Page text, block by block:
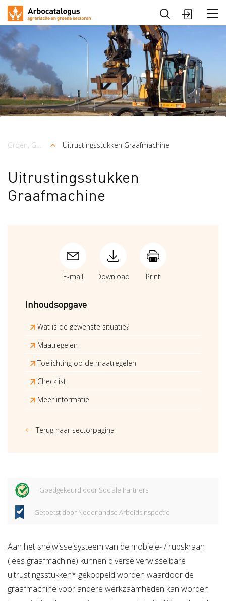
Arbocatalogus
Sectoren
Sluiten
Kruimelpad
Groen, Grond en Infrastructuur (Loonwerk) Uitrustingsstukken Graafmachine
Uitrustingsstukken
Graafmachine
E-mail Download Print
Inhoudsopgave
Wat is de gewenste situatie?
Maatregelen
Toelichting op de maatregelen
Checklist
Meer informatie
Terug naar sectorpagina
Goedgekeurd door Sociale Partners
Getoetst door Nederlandse Arbeidsinspectie
Aan het snelwisselsysteem van de mobiele- / rupskraan
(lees graafmachine) kunnen diverse verwisselbare
uitrustingsstukken* gekoppeld worden waardoor de
graafmachine voor andere werkzaamheden kan worden